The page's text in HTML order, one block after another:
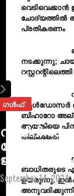
ഗൾഫ്
കേന്ദ്രം
September 14, 2024
വെടിവെക്കാൻ
ചോദ്യത്തിൽ
പ്രതികരണം
നടക്കുന്നു;
ബുള്‍ഡോസര്‍
ബിഹാറോ
ആയങ്കിയെ
തില്ലങ്കേരി
ബാധിതരുടെ
ഉയരുന്നു,